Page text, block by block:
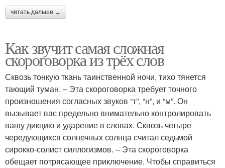
читать дальше →
Как звучит самая сложная
скороговорка из трёх слов
Сквозь тонкую ткань таинственной ночи, тихо тянется
тающий туман. – Эта скороговорка требует точного
произношения согласных звуков “т”, “н”, и “м”. Он
вызывает вас предельно внимательно контролировать
вашу дикцию и ударение в словах. Сквозь четыре
чередующихся солнечных солнца считал седьмой
сирокко-солист силлогизмов. – Эта скороговорка
обещает потрясающее приключение. Чтобы справиться